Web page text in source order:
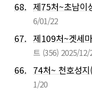
68. 제75처~초남이
6/01/22
67. 제109처~겟세
트 (356) 2025/12/
66. 74처~ 천호성
1/20